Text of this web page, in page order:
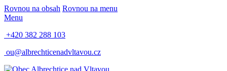
Rovnou na obsah Rovnou na menu
Menu
+420 382 288 103
ou@albrechticenadvltavou.cz